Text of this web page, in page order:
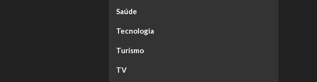
Saúde
Tecnologia
Turismo
TV